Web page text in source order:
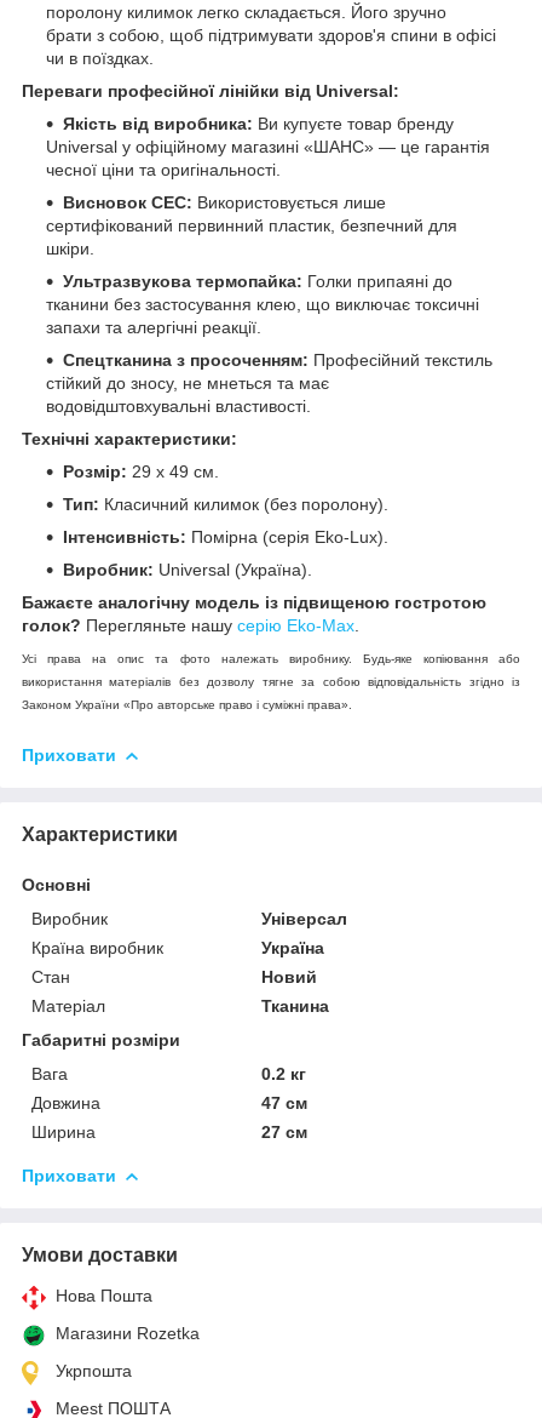
поролону килимок легко складається. Його зручно
брати з собою, щоб підтримувати здоров'я спини в офісі
чи в поїздках.
Переваги професійної лінійки від Universal:
Якість від виробника: Ви купуєте товар бренду
Universal у офіційному магазині «ШАНС» — це гарантія
чесної ціни та оригінальності.
Висновок СЕС: Використовується лише
сертифікований первинний пластик, безпечний для
шкіри.
Ультразвукова термопайка: Голки припаяні до
тканини без застосування клею, що виключає токсичні
запахи та алергічні реакції.
Спецтканина з просоченням: Професійний текстиль
стійкий до зносу, не мнеться та має
водовідштовхувальні властивості.
Технічні характеристики:
Розмір: 29 х 49 см.
Тип: Класичний килимок (без поролону).
Інтенсивність: Помірна (серія Eko-Lux).
Виробник: Universal (Україна).
Бажаєте аналогічну модель із підвищеною гостротою
голок? Перегляньте нашу серію Eko-Max
Усі права на опис та фото належать виробнику. Будь-яке копіювання або
використання матеріалів без дозволу тягне за собою відповідальність згідно із
Законом України «Про авторське право і суміжні права».
Приховати
Характеристики
Основні
Виробник
Універсал
Країна виробник
Україна
Стан
Новий
Матеріал
Тканина
Габаритні розміри
Вага
0.2 кг
Довжина
47 см
Ширина
27 см
Приховати
Умови доставки
Нова Пошта
Магазини Rozetka
Укрпошта
Meest ПОШТА